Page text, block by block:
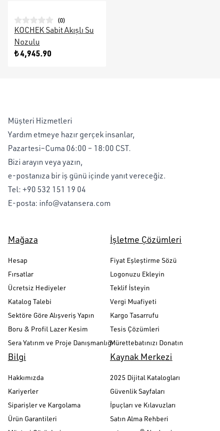
(0)
KOCHEK Sabit Akışlı Su
Nozulu
₺ 4,945.90
Müşteri Hizmetleri
Yardım etmeye hazır gerçek insanlar,
Pazartesi–Cuma 06:00 – 18:00 CST.
Bizi arayın veya yazın,
e-postanıza bir iş günü içinde yanıt vereceğiz.
Tel: +90 532 151 19 04
E-posta: info@vatansera.com
Mağaza
Hesap
Fırsatlar
Ücretsiz Hediyeler
Katalog Talebi
Sektöre Göre Alışveriş Yapın
Boru & Profil Lazer Kesim
Sera Yatırım ve Proje Danışmanlığı
İşletme Çözümleri
Fiyat Eşleştirme Sözü
Logonuzu Ekleyin
Teklif İsteyin
Vergi Muafiyeti
Kargo Tasarrufu
Tesis Çözümleri
Mürettebatınızı Donatın
Bilgi
Hakkımızda
Kariyerler
Siparişler ve Kargolama
Ürün Garantileri
Kaynak Merkezi
2025 Dijital Katalogları
Güvenlik Sayfaları
İpuçları ve Kılavuzları
Satın Alma Rehberi